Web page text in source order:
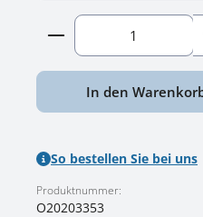
Produkt Anzahl:
In den
So bestellen Sie bei uns
Produktnummer:
O20203353